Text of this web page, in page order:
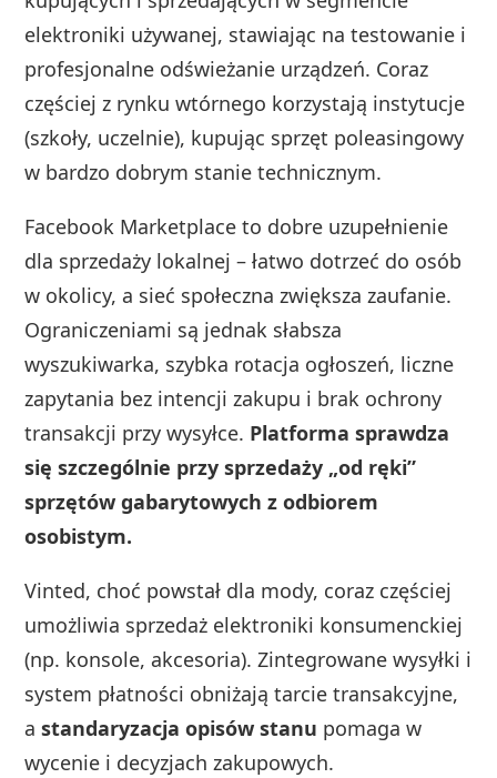
elektroniki używanej, stawiając na testowanie i
profesjonalne odświeżanie urządzeń. Coraz
częściej z rynku wtórnego korzystają instytucje
(szkoły, uczelnie), kupując sprzęt poleasingowy
w bardzo dobrym stanie technicznym.
Facebook Marketplace to dobre uzupełnienie
dla sprzedaży lokalnej – łatwo dotrzeć do osób
w okolicy, a sieć społeczna zwiększa zaufanie.
Ograniczeniami są jednak słabsza
wyszukiwarka, szybka rotacja ogłoszeń, liczne
zapytania bez intencji zakupu i brak ochrony
transakcji przy wysyłce. Platforma sprawdza
się szczególnie przy sprzedaży „od ręki”
sprzętów gabarytowych z odbiorem
osobistym.
Vinted, choć powstał dla mody, coraz częściej
umożliwia sprzedaż elektroniki konsumenckiej
(np. konsole, akcesoria). Zintegrowane wysyłki i
system płatności obniżają tarcie transakcyjne,
astandaryzacja opisów stanu pomaga w
wycenie i decyzjach zakupowych.